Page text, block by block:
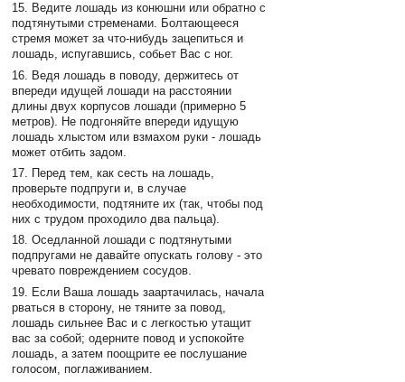
15. Ведите лошадь из конюшни или обратно с
подтянутыми стременами. Болтающееся
стремя может за что-нибудь зацепиться и
лошадь, испугавшись, собьет Вас с ног.
16. Ведя лошадь в поводу, держитесь от
впереди идущей лошади на расстоянии
длины двух корпусов лошади (примерно 5
метров). Не подгоняйте впереди идущую
лошадь хлыстом или взмахом руки - лошадь
может отбить задом.
17. Перед тем, как сесть на лошадь,
проверьте подпруги и, в случае
необходимости, подтяните их (так, чтобы под
них с трудом проходило два пальца).
18. Оседланной лошади с подтянутыми
подпругами не давайте опускать голову - это
чревато повреждением сосудов.
19. Если Ваша лошадь заартачилась, начала
рваться в сторону, не тяните за повод,
лошадь сильнее Вас и с легкостью утащит
вас за собой; одерните повод и успокойте
лошадь, а затем поощрите ее послушание
голосом, поглаживанием.